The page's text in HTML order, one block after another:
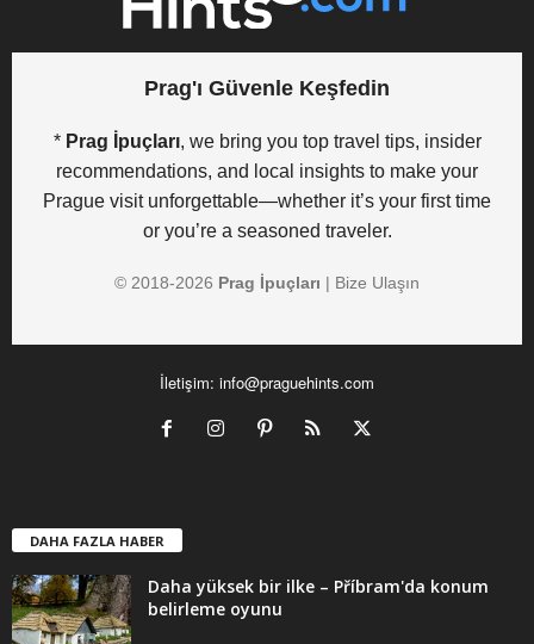
Prag'ı Güvenle Keşfedin
* Prag İpuçları, we bring you top travel tips, insider
recommendations, and local insights to make your
Prague visit unforgettable—whether it’s your first time
or you’re a seasoned traveler.
© 2018-2026 Prag İpuçları | Bize Ulaşın
İletişim: info@praguehints.com
DAHA FAZLA HABER
Daha yüksek bir ilke – Příbram'da konum
belirleme oyunu